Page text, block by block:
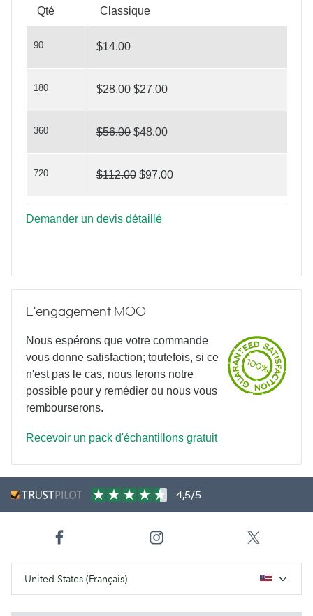
You've Nailed It
Qté Classique
90 $14.00
180 $28.00 $27.00
360 $56.00 $48.00
720 $112.00 $97.00
Demander un devis détaillé
L'engagement MOO
Nous espérons que votre commande
vous donne satisfaction; toutefois, si ce
n'est pas le cas, nous ferons notre
possible pour y remédier ou nous vous
rembourserons.
Recevoir un pack d'échantillons gratuit
4,5/5
United States (Français)